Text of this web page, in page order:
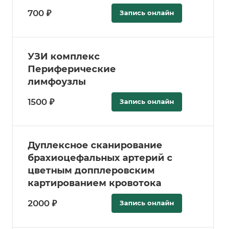
700 ₽ Запись онлайн
УЗИ комплекс
Периферические
лимфоузлы
1500 ₽ Запись онлайн
Дуплексное сканирование
брахиоцефальных артерий с
цветным допплеровским
картированием кровотока
2000 ₽ Запись онлайн